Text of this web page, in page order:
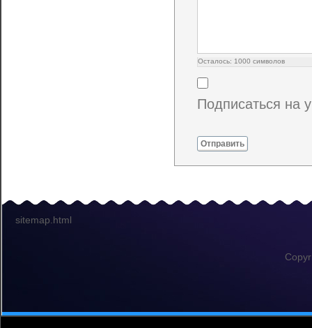
Осталось: 1000 символов
Подписаться на
Отправить
sitemap.html